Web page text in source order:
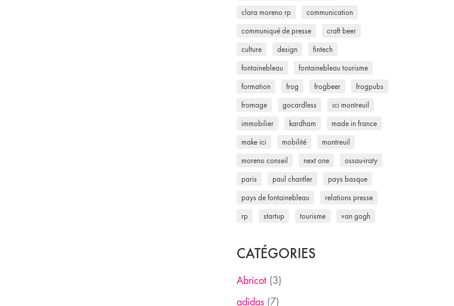
clara moreno rp communication
communiqué de presse craft beer
culture design fintech
fontainebleau fontainebleau tourisme
formation frog frogbeer frogpubs
fromage gocardless ici montreuil
immobilier kardham made in france
make ici mobilité montreuil
moreno conseil next one ossau-iraty
paris paul chantler pays basque
pays de fontainebleau relations presse
rp startup tourisme van gogh
CATÉGORIES
Abricot(3)
adidas(7)